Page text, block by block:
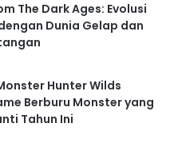
The Dark Ages: Evolusi
Dunia Gelap dan
Hunter Wilds
Berburu Monster yang
Tahun Ini